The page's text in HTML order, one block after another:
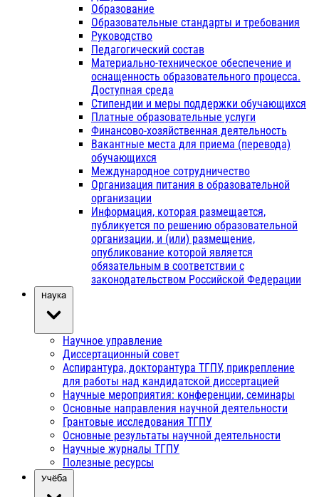
Образование
Образовательные стандарты и требования
Руководство
Педагогический состав
Материально-техническое обеспечение и
оснащенность образовательного процесса.
Доступная среда
Стипендии и меры поддержки обучающихся
Платные образовательные услуги
Финансово-хозяйственная деятельность
Вакантные места для приема (перевода)
обучающихся
Международное сотрудничество
Организация питания в образовательной
организации
Информация, которая размещается,
публикуется по решению образовательной
организации, и (или) размещение,
опубликование которой является
обязательным в соответствии с
законодательством Российской Федерации
Наука
Научное управление
Диссертационный совет
Аспирантура, докторантура ТГПУ, прикрепление
для работы над кандидатской диссертацией
Научные мероприятия: конференции, семинары
Основные направления научной деятельности
Грантовые исследования ТГПУ
Основные результаты научной деятельности
Научные журналы ТГПУ
Полезные ресурсы
Учёба